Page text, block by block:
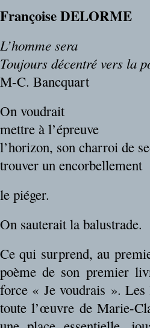
Françoise DELORME
L’homme sera
Toujours décentré vers la
M-C. Bancquart
On voudrait
mettre à l’épreuve
l’horizon, son charroi de
trouver un encorbellement
le piéger.
On sauterait la balustrade.
Ce qui surprend, au
poème de son premier
force « Je voudrais ». Les
toute l’œuvre de Marie-